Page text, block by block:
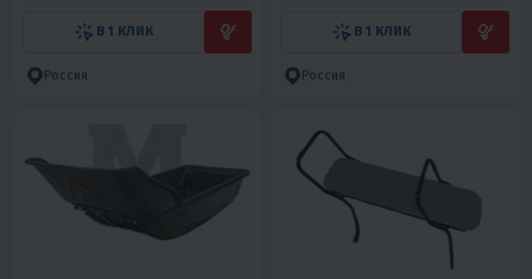
В 1 КЛИК
Россия
В 1 КЛИК
Россия